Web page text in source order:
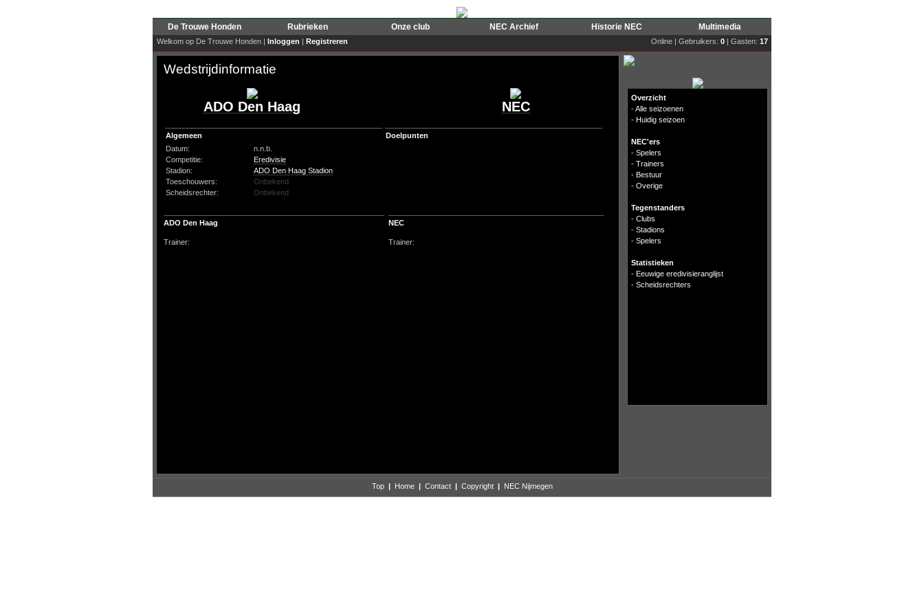
De Trouwe Honden Rubrieken Onze club NEC Archief Historie NEC Multimedia
Welkom op De Trouwe Honden | Inloggen | Registreren Online | Gebruikers: 0 | Gasten: 17
Wedstrijdinformatie
ADO Den Haag NEC
Algemeen
Datum:
n.n.b.
Competitie:
Eredivisie
Stadion:
ADO Den Haag Stadion
Toeschouwers:
Onbekend
Scheidsrechter:
Onbekend
Doelpunten
ADO Den Haag NEC
Trainer: Trainer:
Overzicht
-Alle seizoenen
- Huidig seizoen
NEC'ers
- Spelers
- Trainers
- Bestuur
- Overige
Tegenstanders
- Clubs
- Stadions
- Spelers
Statistieken
- Eeuwige eredivisieranglijst
- Scheidsrechters
Top | Home | Contact | Copyright | NEC Nijmegen